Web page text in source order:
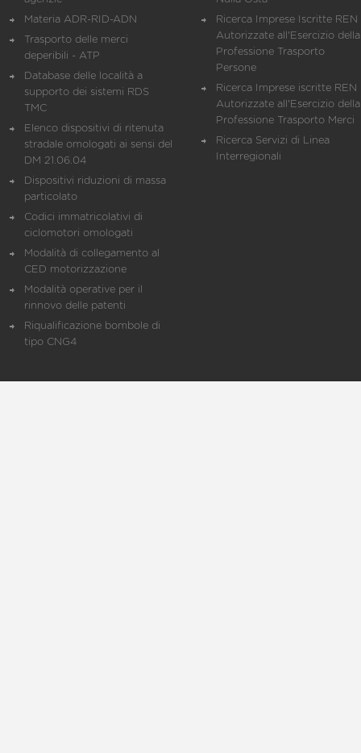
Materia ADR-RID-ADN
Trasporto delle merci
deperibili - ATP
Database delle località a
supporto dei sistemi RDS
TMC
Elenco dispositivi di ritenuta
stradale omologati ai sensi del
DM 21.06.04
Dispositivi riduzioni di massa
particolato
Codici immatricolativi di
ciclomotori omologati
Modalità di collegamento al
CED motorizzazione
Modalità operative per il
rinnovo delle patenti
Riqualificazione bombole di
tipo CNG4
Ricerca Imprese Iscritte REN
Autorizzate all'Esercizio della
Professione Trasporto
Persone
Ricerca Imprese iscritte REN
Autorizzate all'Esercizio della
Professione Trasporto Merci
Ricerca Servizi di Linea
Interregionali